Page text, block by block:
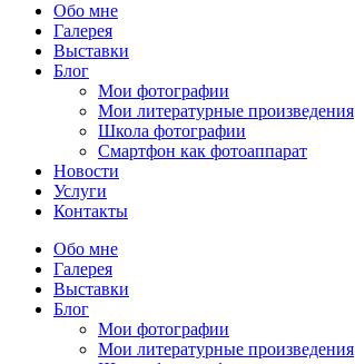
Обо мне
Галерея
Выставки
Блог
Мои фотографии
Мои литературные произведения
Школа фотографии
Смартфон как фотоаппарат
Новости
Услуги
Контакты
Обо мне
Галерея
Выставки
Блог
Мои фотографии
Мои литературные произведения